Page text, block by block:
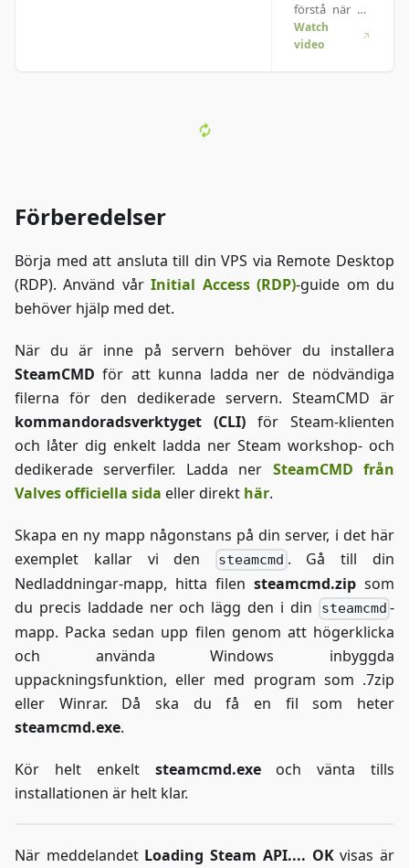
förstå när du
ser saker i
praktiken? Vi
engagerande
sättet!
Watch
video
Förberedelser
Börja med att ansluta till din VPS via Remote Desktop
(RDP). Använd vårInitial Access (RDP)-guide om du
behöver hjälp med det.
När du är inne på servern behöver du installera
SteamCMD för att kunna ladda ner de nödvändiga
filerna för den dedikerade servern. SteamCMD är
kommandoradsverktyget (CLI) för Steam-klienten
och låter dig enkelt ladda ner Steam workshop- och
dedikerade serverfiler. Ladda ner SteamCMD från
Valves officiella sida eller direkt här.
Skapa en ny mapp någonstans på din server, i det här
exemplet kallar vi den
steamcmd . Gå till din
Nedladdningar-mapp, hitta filen steamcmd.zip som
du precis laddade ner och lägg den i din
steamcmd -
mapp. Packa sedan upp filen genom att högerklicka
och använda Windows inbyggda
uppackningsfunktion, eller med program som .7zip
eller Winrar. Då ska du få en fil som heter
steamcmd.exe.
Kör helt enkelt steamcmd.exeoch vänta tills
installationen är helt klar.
När meddelandet Loading Steam API.... OKvisas är